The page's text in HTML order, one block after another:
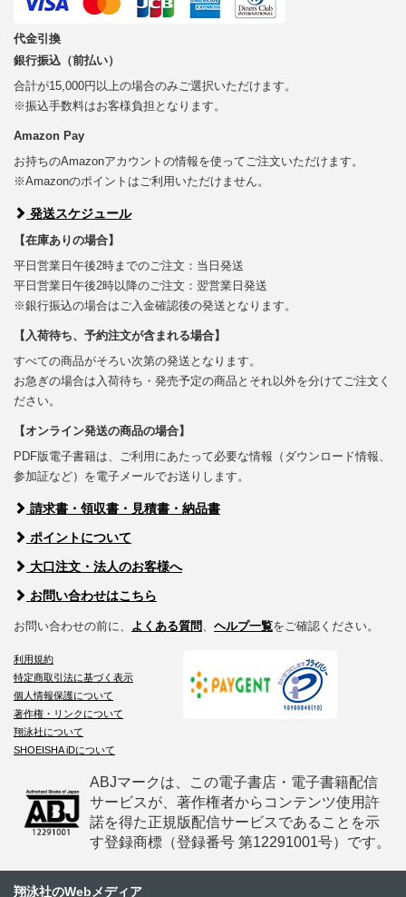
代金引換
銀行振込（前払い）
合計が15,000円以上の場合のみご選択いただけます。
※振込手数料はお客様負担となります。
Amazon Pay
お持ちのAmazonアカウントの情報を使ってご注文いただけます。
※Amazonのポイントはご利用いただけません。
発送スケジュール
【在庫ありの場合】
平日営業日午後2時までのご注文：当日発送
平日営業日午後2時以降のご注文：翌営業日発送
※銀行振込の場合はご入金確認後の発送となります。
【入荷待ち、予約注文が含まれる場合】
すべての商品がそろい次第の発送となります。
お急ぎの場合は入荷待ち・発売予定の商品とそれ以外を分けてご注文く
ださい。
【オンライン発送の商品の場合】
PDF版電子書籍は、ご利用にあたって必要な情報（ダウンロード情報、
参加証など）を電子メールでお送りします。
請求書・領収書・見積書・納品書
ポイントについて
大口注文・法人のお客様へ
お問い合わせはこちら
お問い合わせの前に、 よくある質問、 ヘルプ一覧をご確認ください。
利用規約
特定商取引法に基づく表示
個人情報保護について
著作権・リンクについて
翔泳社について
SHOEISHA iDについて
ABJマークは、この電子書店・電子書籍配信
サービスが、著作権者からコンテンツ使用許
諾を得た正規版配信サービスであることを示
す登録商標（登録番号 第12291001号）です。
翔泳社のWebメディア